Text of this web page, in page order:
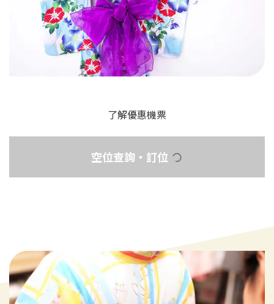
了解優惠機票
空位查詢・訂位